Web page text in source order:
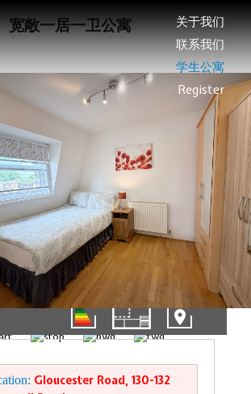
关于我们
联系我们
学生公寓
Register
宽敞一居一卫公寓
01/11
Gloucester Road, 130-132